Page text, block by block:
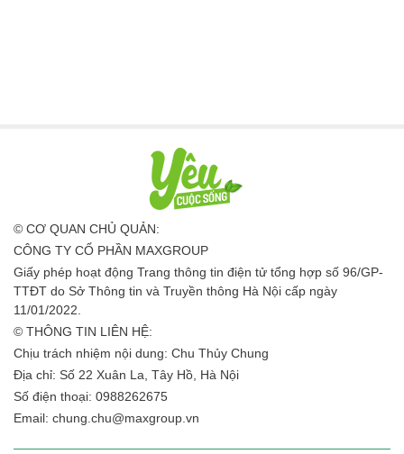
© CƠ QUAN CHỦ QUẢN:
CÔNG TY CỔ PHẦN MAXGROUP
Giấy phép hoạt động Trang thông tin điện tử tổng hợp số 96/GP-
TTĐT do Sở Thông tin và Truyền thông Hà Nội cấp ngày
11/01/2022.
© THÔNG TIN LIÊN HỆ:
Chịu trách nhiệm nội dung: Chu Thủy Chung
Địa chỉ: Số 22 Xuân La, Tây Hồ, Hà Nội
Số điện thoại: 0988262675
Email: chung.chu@maxgroup.vn